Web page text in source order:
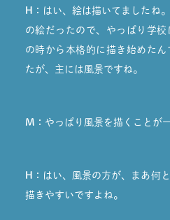
H： はい、絵は描いてましたね
の絵だったので、やっぱり学
の時から本格的に描き始めた
たが、主には風景ですね。
M： やっぱり風景を描くことが
H： はい、風景の方が、まあ何
描きやすいですよね。